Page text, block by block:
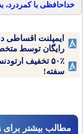
خداحافظی با
ایمپلنت اقساطی
رایگان توسط
۵۰٪ تخفیف
سفته!
مطالب بیشتر برای